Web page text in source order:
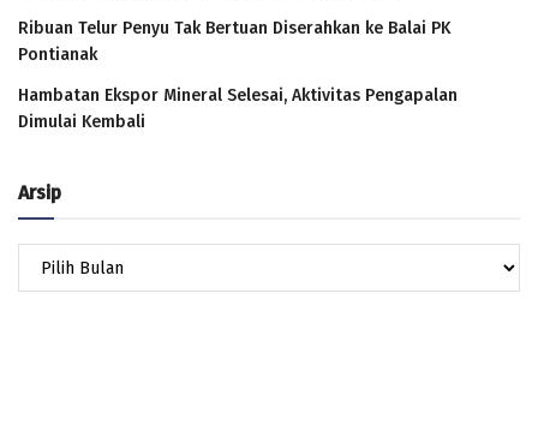
Ribuan Telur Penyu Tak Bertuan Diserahkan ke Balai PK
Pontianak
Hambatan Ekspor Mineral Selesai, Aktivitas Pengapalan
Dimulai Kembali
Arsip